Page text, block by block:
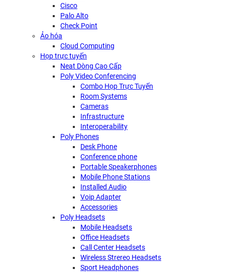
Cisco
Palo Alto
Check Point
Ảo hóa
Cloud Computing
Họp trực tuyến
Neat Dòng Cao Cấp
Poly Video Conferencing
Combo Họp Trực Tuyến
Room Systems
Cameras
Infrastructure
Interoperability
Poly Phones
Desk Phone
Conference phone
Portable Speakerphones
Mobile Phone Stations
Installed Audio
Voip Adapter
Accessories
Poly Headsets
Mobile Headsets
Office Headsets
Call Center Headsets
Wireless Strereo Headsets
Sport Headphones